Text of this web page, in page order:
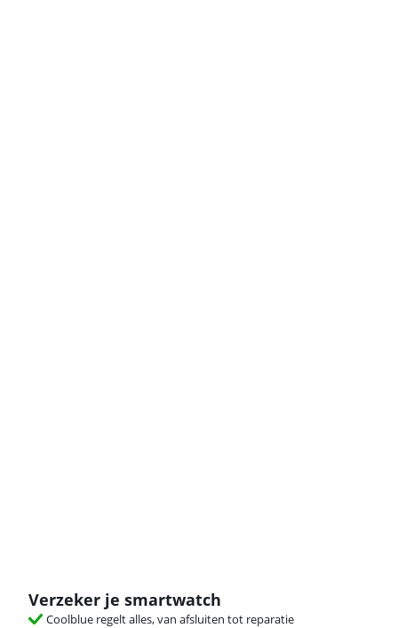
Verzeker je smartwatch
Coolblue regelt alles, van afsluiten tot reparatie